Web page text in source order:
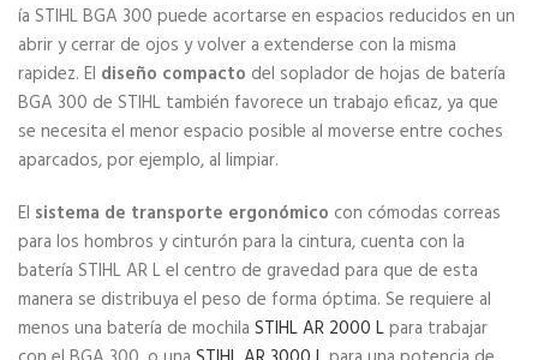
ía STIHL BGA 300 puede acortarse en espacios reducidos en un
abrir y cerrar de ojos y volver a extenderse con la misma
rapidez. El diseño compacto del soplador de hojas de batería
BGA 300 de STIHL también favorece un trabajo eficaz, ya que
se necesita el menor espacio posible al moverse entre coches
aparcados, por ejemplo, al limpiar.
El sistema de transporte ergonómico con cómodas correas
para los hombros y cinturón para la cintura, cuenta con la
batería STIHL AR L el centro de gravedad para que de esta
manera se distribuya el peso de forma óptima. Se requiere al
menos una batería de mochila STIHL AR 2000 Lpara trabajar